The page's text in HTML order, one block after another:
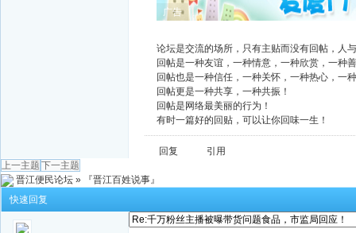
广告
论坛是交流的场所，只有主贴而没有回帖，人
回帖是一种友谊，一种情意，一种欣赏，一种
回帖也是一种信任，一种关怀，一种热心，一
回帖更是一种共享，一种共振！
回帖是网络最美丽的行为！
有时一篇好的回贴，可以让你回味一生！
回复
引用
上一主题 下一主题
晋江便民论坛 »
『晋江百姓说事』
快速回复